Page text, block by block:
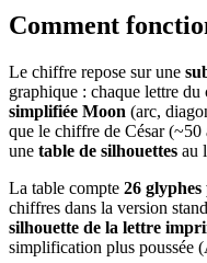
Comment
Le chiffre repose sur une
graphique : chaque lettre du
simplifiée Moon (arc,
que le chiffre de César (~50
une table de silhouettes au
La table compte 26
chiffres dans la version
silhouette de la lettre
simplification plus poussée